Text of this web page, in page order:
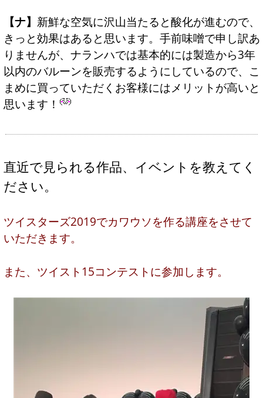
【ナ】 新鮮な空気に沢山当たると酸化が進むので、
きっと効果はあると思います。手前味噌で申し訳あ
りませんが、ナランハでは基本的には製造から3年
以内のバルーンを販売するようにしているので、こ
まめに買っていただくお客様にはメリットが高いと
思います！
直近で見られる作品、イベントを教えてく
ださい。
ツイスターズ2019でカワウソを作る講座をさせて
いただきます。
また、ツイスト15コンテストに参加します。